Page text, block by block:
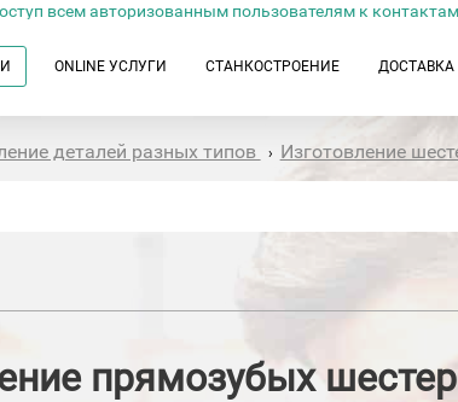
всем авторизованным пользователям к
ONLINE УСЛУГИ СТАНКОСТРОЕНИЕ ДОСТАВКА
деталей разных типов › Изготовление
прямозубых